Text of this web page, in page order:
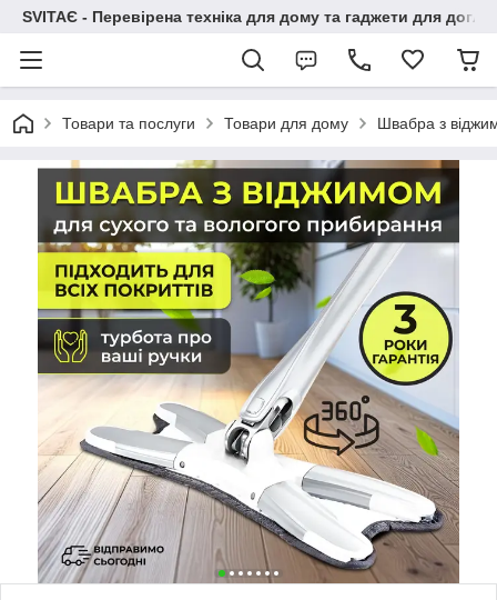
SVITAЄ - Перевірена техніка для дому та гаджети для
Товари та послуги Товари для дому Швабра з